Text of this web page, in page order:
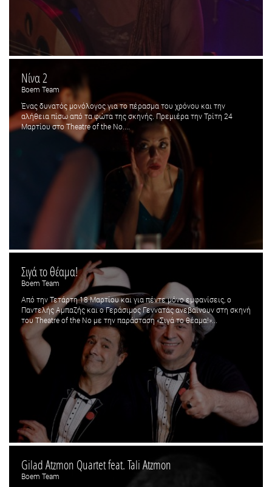
Nίνα 2
Boem Team
Ένας δυνατός μονόλογος για το πέρασμα του χρόνου και την
αλήθεια πίσω από τα φώτα της σκηνής. Πρεμιέρα την Τρίτη 24
Μαρτίου στο Theatre of the No....
Σιγά το θέαμα!
Boem Team
Από την Τετάρτη 18 Μαρτίου και για πέντε μόνο εμφανίσεις, ο
Παντελής Αμπαζής και ο Γεράσιμος Γεννατάς ανεβαίνουν στη σκηνή
του Theatre of the No με την παράσταση «Σιγά το θέαμα!»...
Gilad Atzmon Quartet feat. Tali Atzmon
Boem Team